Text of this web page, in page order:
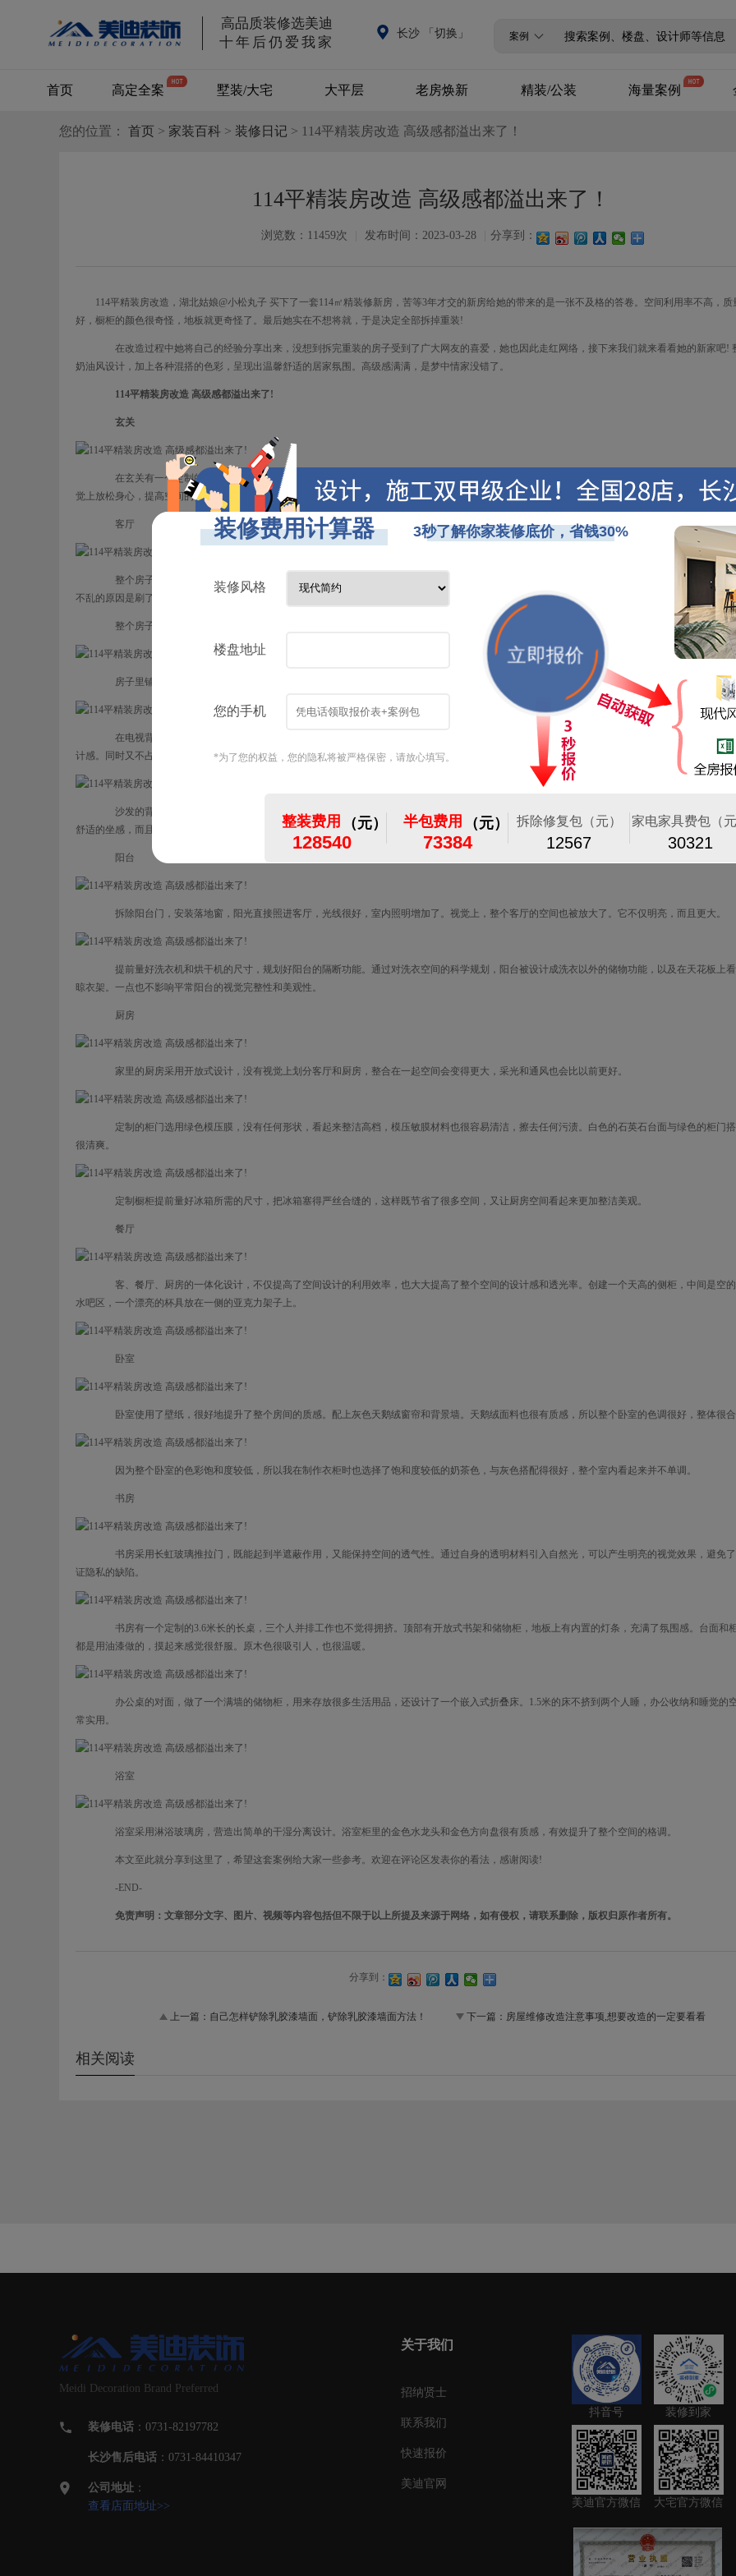
高品质装修选美迪
十年后仍爱我家
长沙 「切换」 案例
首页 高定全案 墅装/大宅
别墅/大宅
大平层 老房焕新
全改/局改
精装/公装 海量案例
您的位置： 首页 > 家装百科 > 装修日记 > 114平精装房改造 高级感都溢出来了！
114平精装房改造 高级感都溢出来了！
浏览数：11459次 发布时间：2023-03-28 分享到：
114平精装房改造，湖北姑娘@小松丸子 买下了一套114㎡精装修新房，苦等3年才交的新房给她的带来的是一张不及格的答卷。空间利用率不高，质
好，橱柜的颜色很奇怪，地板就更奇怪了。最后她实在不想将就，于是决定全部拆掉重装!
在改造过程中她将自己的经验分享出来，没想到拆完重装的房子受到了广大网友的喜爱，她也因此走红网络，接下来我们就来看看她的新家吧!
奶油风设计，加上各种混搭的色彩，呈现出温馨舒适的居家氛围。高级感满满，是梦中情家没错了。
114平精装房改造 高级感都溢出来了!
玄关
在玄关有一个定制的鞋柜，深绿色象征着自然和活力。虽然是冷色，却给人温暖的感觉。如果中间是空的，可以放置香气来净化空气，提高空
觉上放松身心，提高空间的舒适度。
客厅
整个房子都安排上大白墙来做好采光，所以整个室内空间看起来更明亮，视觉上有更大的空间感。房子里大概有5个主色调的方案，混合着明亮
不乱的原因是刷了大片的白色墙壁，很有包容性。
整个房子是10厘米平吊的，看起来就像没有天花板，而且是一体设计，没有主灯，整个屋顶看起来更透明简洁，视觉上感觉很是高级。
房子里铺设人字拼地板，既能在视觉上拓展空间，又有空间感。原木色看起来也很温暖，整个客厅看起来更加通透。
在电视背景墙上做了一条半弧形的法式石膏线。先用石膏板做成弧形，再涂上乳胶漆。用弧形包裹阳台的门框，为全屋定制的电视柜给人一种独
计感。同时又不占空间，为客厅留下足够的动线。
沙发的背景墙是用石膏线装饰的。简洁的石膏线条大大提升了客厅室内设计的风格，法式风的优雅精致让客厅更有层次感和美感。精选的真皮沙
舒适的坐感，而且给人一种豪华高档的外观。我感觉收纳打扫也比较容易。
阳台
拆除阳台门，安装落地窗，阳光直接照进客厅，光线很好，室内照明增加了。视觉上，整个客厅的空间也被放大了。它不仅明亮，而且更大。
提前量好洗衣机和烘干机的尺寸，规划好阳台的隔断功能。通过对洗衣空间的科学规划，阳台被设计成洗衣以外的储物功能，以及在天花板上
晾衣架。一点也不影响平常阳台的视觉完整性和美观性。
厨房
家里的厨房采用开放式设计，没有视觉上划分客厅和厨房，整合在一起空间会变得更大，采光和通风也会比以前更好。
定制的柜门选用绿色模压膜，没有任何形状，看起来整洁高档，模压敏膜材料也很容易清洁，擦去任何污渍。白色的石英石台面与绿色的柜门搭
很清爽。
定制橱柜提前量好冰箱所需的尺寸，把冰箱塞得严丝合缝的，这样既节省了很多空间，又让厨房空间看起来更加整洁美观。
餐厅
客、餐厅、厨房的一体化设计，不仅提高了空间设计的利用效率，也大大提高了整个空间的设计感和透光率。创建一个天高的侧柜，中间是空
水吧区，一个漂亮的杯具放在一侧的亚克力架子上。
卧室
卧室使用了壁纸，很好地提升了整个房间的质感。配上灰色天鹅绒窗帘和背景墙。天鹅绒面料也很有质感，所以整个卧室的色调很好，整体很合
因为整个卧室的色彩饱和度较低，所以我在制作衣柜时也选择了饱和度较低的奶茶色，与灰色搭配得很好，整个室内看起来并不单调。
书房
书房采用长虹玻璃推拉门，既能起到半遮蔽作用，又能保持空间的透气性。通过自身的透明材料引入自然光，可以产生明亮的视觉效果，避免
证隐私的缺陷。
书房有一个定制的3.6米长的长桌，三个人并排工作也不觉得拥挤。顶部有开放式书架和储物柜，地板上有内置的灯条，充满了氛围感。台面和
都是用油漆做的，摸起来感觉很舒服。原木色很吸引人，也很温暖。
办公桌的对面，做了一个满墙的储物柜，用来存放很多生活用品，还设计了一个嵌入式折叠床。1.5米的床不挤到两个人睡，办公收纳和睡觉的
常实用。
浴室
浴室采用淋浴玻璃房，营造出简单的干湿分离设计。浴室柜里的金色水龙头和金色方向盘很有质感，有效提升了整个空间的格调。
本文至此就分享到这里了，希望这套案例给大家一些参考。欢迎在评论区发表你的看法，感谢阅读!
-END-
免责声明：文章部分文字、图片、视频等内容包括但不限于以上所提及来源于网络，如有侵权，请联系删除，版权归原作者所有。
分享到：
上一篇： 自己怎样铲除乳胶漆墙面，铲除乳胶漆墙面方法！ 下一篇： 房屋维修改造注意事项,想要改造的一定要看看
相关阅读
Meidi Decoration Brand Preferred
装修电话 ：0731-82197782
长沙售后电话 ：0731-84410347
公司地址 ：
查看店面地址>>
关于我们
招纳贤士
联系我们
快速报价
美迪官网
抖音号 装修到家
美迪官方微信 大宅官方微信